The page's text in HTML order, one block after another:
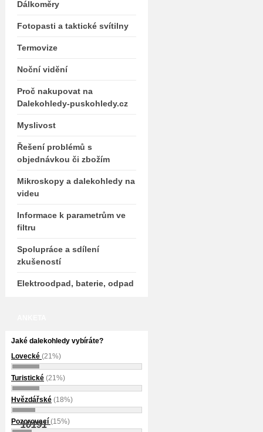
Dálkoměry
Fotopasti a taktické svítilny
Termovize
Noční vidění
Proč nakupovat na
Dalekohledy-puskohledy.cz
Myslivost
Řešení problémů s
objednávkou či zbožím
Mikroskopy a dalekohledy na
videu
Informace k parametrům ve
filtru
Spolupráce a sdílení
zkušeností
Elektroodpad, baterie, odpad
Jaké dalekohledy vybíráte?
Lovecké (21%)
Turistické (21%)
Hvězdářské (18%)
Pozorovací (15%)
10191